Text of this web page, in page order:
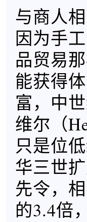
与商人
因为手
品贸易
能获得
富，中
维尔（
只是位
华三世
先令，
的3.4倍